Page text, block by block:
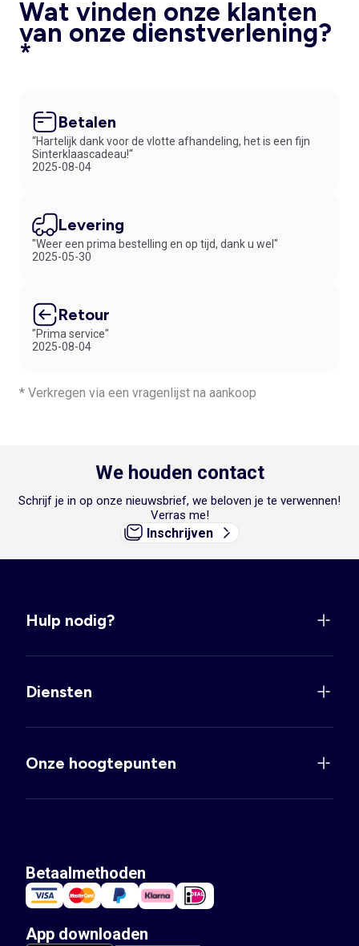
Wat vinden onze klanten
van onze dienstverlening?
*
Betalen
“Hartelijk dank voor de vlotte afhandeling, het is een fijn
Sinterklaascadeau!“
2025-08-04
Levering
"Weer een prima bestelling en op tijd, dank u wel"
2025-05-30
Retour
"Prima service"
2025-08-04
* Verkregen via een vragenlijst na aankoop
We houden contact
Schrijf je in op onze nieuwsbrief, we beloven je te verwennen!
Verras me!
Inschrijven
Hulp nodig?
Diensten
Onze hoogtepunten
Betaalmethoden
App downloaden